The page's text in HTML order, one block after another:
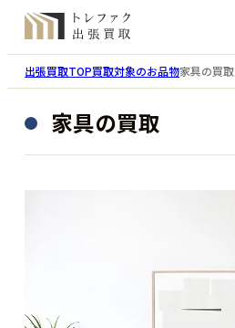
出張買取TOP買取対象のお品物家具の買取
家具の買取